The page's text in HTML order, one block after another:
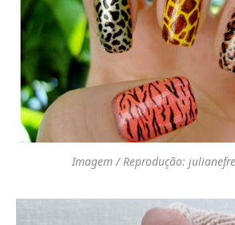
Imagem / Reprodução: